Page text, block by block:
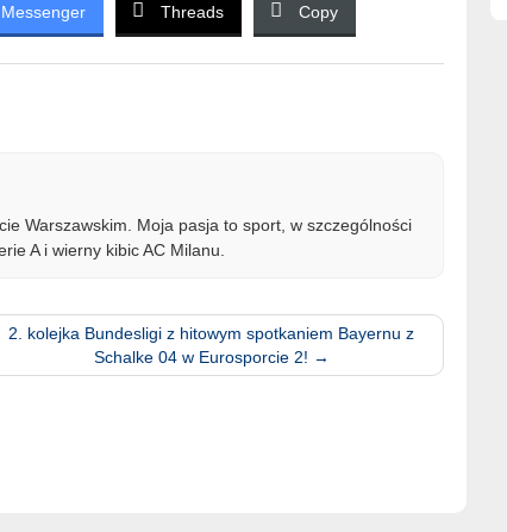
Messenger Threads Copy
Warszawskim. Moja pasja to sport, w szczególności
A i wierny kibic AC Milanu.
2. kolejka Bundesligi z hitowym spotkaniem Bayernu z
Schalke 04 w Eurosporcie 2! →